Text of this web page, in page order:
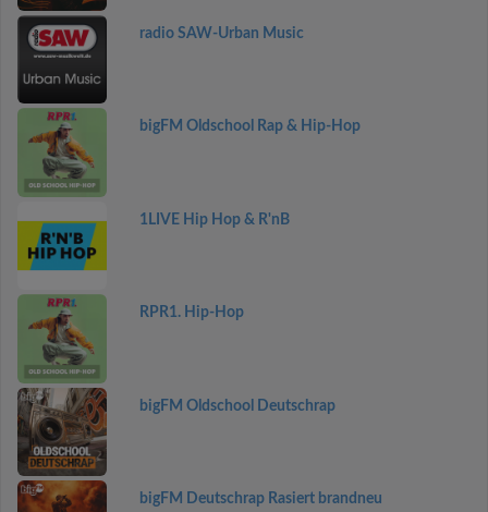
radio SAW-Urban Music
bigFM Oldschool Rap & Hip-Hop
1LIVE Hip Hop & R'nB
RPR1. Hip-Hop
bigFM Oldschool Deutschrap
bigFM Deutschrap Rasiert brandneu